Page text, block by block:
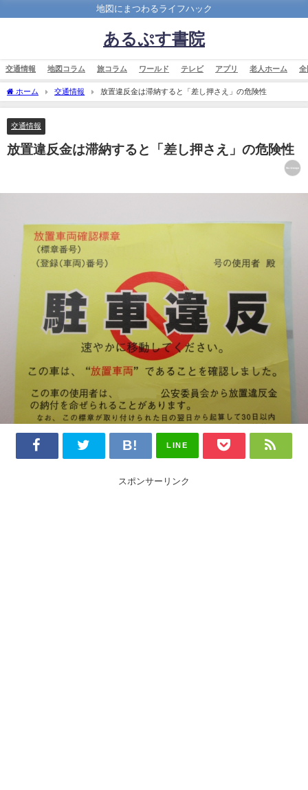
地図にまつわるライフハック
あるぷす書院
交通情報 地図コラム 旅コラム ワールド テレビ アプリ 老人ホーム 全
ホーム 交通情報 放置違反金は滞納すると「差し押さえ」の危険性
交通情報
放置違反金は滞納すると「差し押さえ」の危険性
LINE
スポンサーリンク